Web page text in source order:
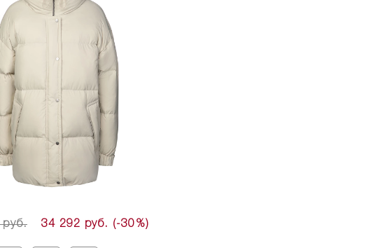
руб. 34 292 руб. (-30%)